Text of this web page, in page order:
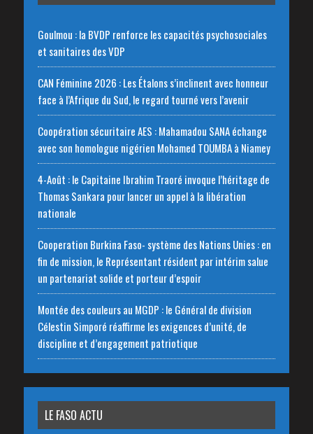
Goulmou : la BVDP renforce les capacités psychosociales
et sanitaires des VDP
CAN Féminine 2026 : Les Étalons s’inclinent avec honneur
face à l’Afrique du Sud, le regard tourné vers l’avenir
Coopération sécuritaire AES : Mahamadou SANA échange
avec son homologue nigérien Mohamed TOUMBA à Niamey
4-Août : le Capitaine Ibrahim Traoré invoque l’héritage de
Thomas Sankara pour lancer un appel à la libération
nationale
‎Cooperation Burkina Faso- système des Nations Unies : en
fin de mission, le Représentant résident par intérim salue
un partenariat solide et porteur d’espoir
Montée des couleurs au MGDP : le Général de division
Célestin Simporé réaffirme les exigences d’unité, de
discipline et d’engagement patriotique
LE FASO ACTU